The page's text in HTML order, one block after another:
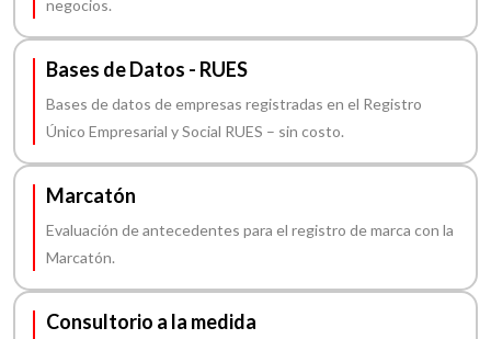
negocios.
Bases de Datos - RUES
Bases de datos de empresas registradas en el Registro
Único Empresarial y Social RUES – sin costo.
Marcatón
Evaluación de antecedentes para el registro de marca con la
Marcatón.
Consultorio a la medida